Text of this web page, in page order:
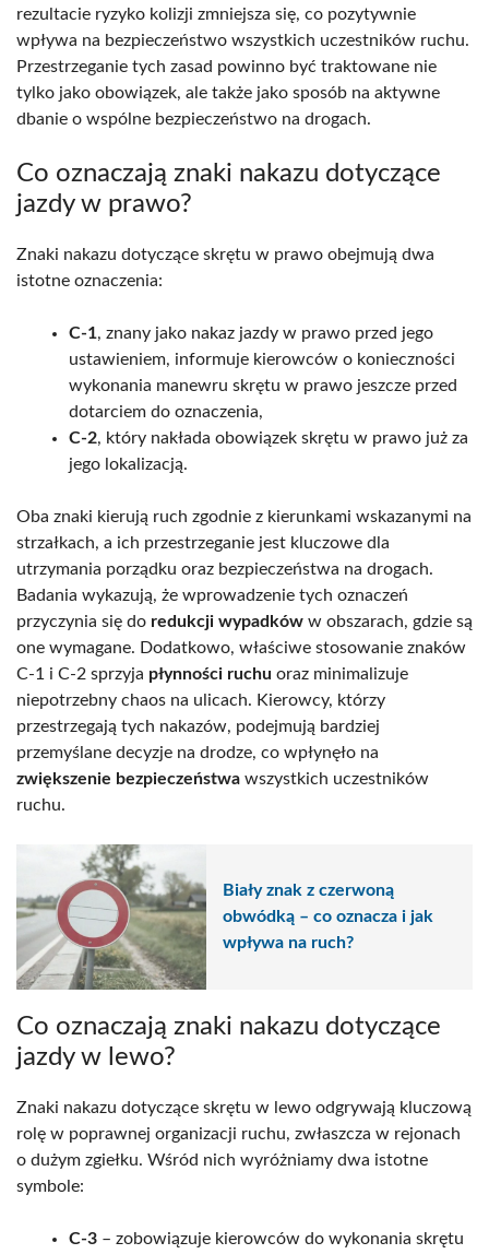
rezultacie ryzyko kolizji zmniejsza się, co pozytywnie
wpływa na bezpieczeństwo wszystkich uczestników ruchu.
Przestrzeganie tych zasad powinno być traktowane nie
tylko jako obowiązek, ale także jako sposób na aktywne
dbanie o wspólne bezpieczeństwo na drogach.
Co oznaczają znaki nakazu dotyczące
jazdy w prawo?
Znaki nakazu dotyczące skrętu w prawo obejmują dwa
istotne oznaczenia:
C-1, znany jako nakaz jazdy w prawo przed jego
ustawieniem, informuje kierowców o konieczności
wykonania manewru skrętu w prawo jeszcze przed
dotarciem do oznaczenia,
C-2, który nakłada obowiązek skrętu w prawo już za
jego lokalizacją.
Oba znaki kierują ruch zgodnie z kierunkami wskazanymi na
strzałkach, a ich przestrzeganie jest kluczowe dla
utrzymania porządku oraz bezpieczeństwa na drogach.
Badania wykazują, że wprowadzenie tych oznaczeń
przyczynia się do redukcji wypadków w obszarach, gdzie są
one wymagane. Dodatkowo, właściwe stosowanie znaków
C-1 i C-2 sprzyja płynności ruchu oraz minimalizuje
niepotrzebny chaos na ulicach. Kierowcy, którzy
przestrzegają tych nakazów, podejmują bardziej
przemyślane decyzje na drodze, co wpłynęło na
zwiększenie bezpieczeństwa wszystkich uczestników
ruchu.
Biały znak z czerwoną
obwódką – co oznacza i jak
wpływa na ruch?
Co oznaczają znaki nakazu dotyczące
jazdy w lewo?
Znaki nakazu dotyczące skrętu w lewo odgrywają kluczową
rolę w poprawnej organizacji ruchu, zwłaszcza w rejonach
o dużym zgiełku. Wśród nich wyróżniamy dwa istotne
symbole:
C-3 – zobowiązuje kierowców do wykonania skrętu